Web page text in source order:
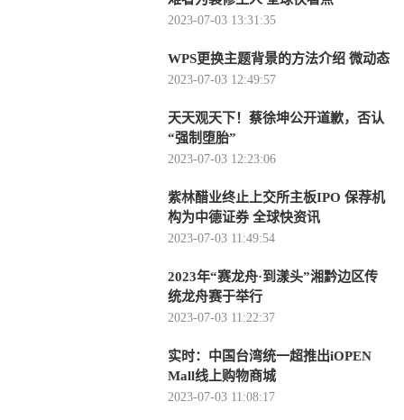
2023-07-03 13:31:35
WPS更换主题背景的方法介绍 微动态
2023-07-03 12:49:57
天天观天下！蔡徐坤公开道歉，否认
“强制堕胎”
2023-07-03 12:23:06
紫林醋业终止上交所主板IPO 保荐机
构为中德证券 全球快资讯
2023-07-03 11:49:54
2023年“赛龙舟·到漾头”湘黔边区传
统龙舟赛于举行
2023-07-03 11:22:37
实时：中国台湾统一超推出iOPEN
Mall线上购物商城
2023-07-03 11:08:17